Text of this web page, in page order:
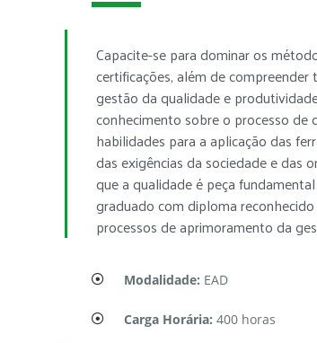
Capacite-se para dominar os
certificações, além de
gestão da qualidade e
conhecimento sobre o processo
habilidades para a aplicação das
das exigências da sociedade e das
que a qualidade é peça
graduado com diploma
processos de aprimoramento da
Modalidade: EAD
Carga Horária: 400 horas